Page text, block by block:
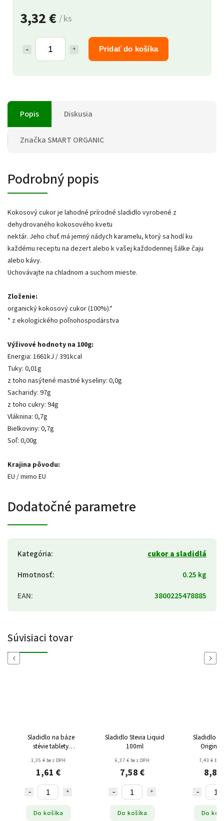
3,32 € / ks
Pridať do košíka
Popis Diskusia
ZnačkaSMART ORGANIC
Podrobný popis
Kokosový cukor je lahodné prírodné sladidlo vyrobené z
dehydrovaného kokosového kvetu
nektár. Jeho chuť má jemný nádych karamelu, ktorý sa hodí ku
každému receptu na dezert alebo k vašej každodennej šálke čaju
alebo kávy.
Uchovávajte na chladnom a suchom mieste.
Zloženie:
organický kokosový cukor (100%).*
* z ekologického poľnohospodárstva
Výživové hodnoty na 100g:
Energia: 1661kJ / 391kcal
Tuky: 0,01g
z toho nasýtené mastné kyseliny: 0,0g
Sacharidy: 97g
z toho cukry: 94g
Vláknina: 0,7g
Bielkoviny: 0,7g
Soľ: 0,00g
Krajina pôvodu:
EU / mimo EU
Dodatočné parametre
Kategória:
cukor a sladidlá
Hmotnosť:
0.25 kg
EAN: 3800225478885
Súvisiaci tovar
Previous
Sladidlo na báze
stévie tablety
1,35 € bez DPH
1,61 €
Do košíka
Sladidlo Stevia Liquid
100ml
6,37 € bez DPH
7,58 €
Do košíka
Sladidlo z
Originál
7,43 € bez
8,84
Do
Next